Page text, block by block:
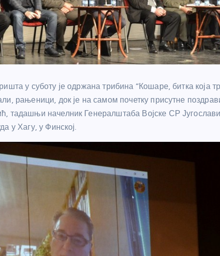
у суботу је одржана трибина “Кошаре, битка која
рањеници, док је на самом почетку присутне
тадашњи начелник Генералштаба Војске СР
у Хагу, у Финској.